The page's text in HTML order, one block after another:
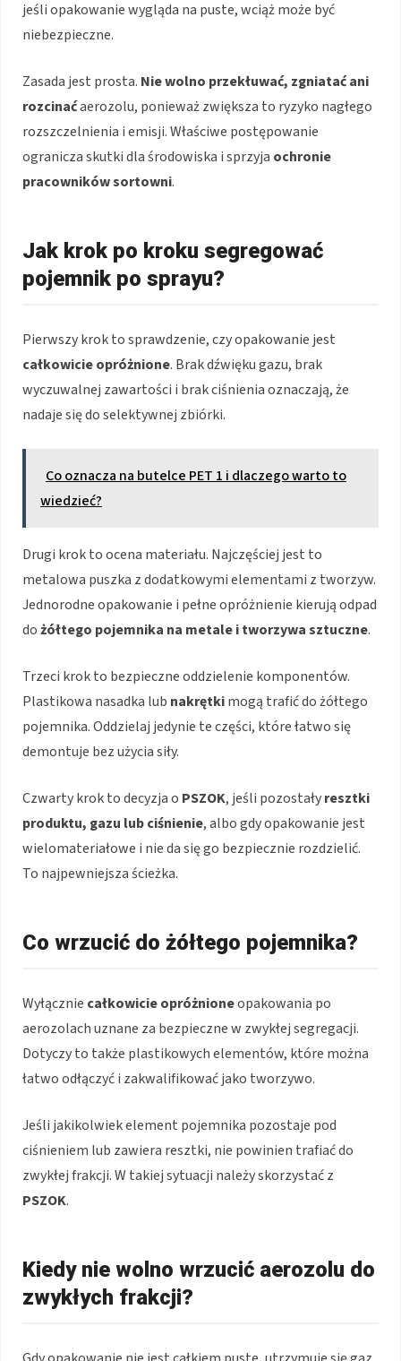
jeśli opakowanie wygląda na puste, wciąż może być
niebezpieczne.
Zasada jest prosta. Nie wolno przekłuwać, zgniatać ani
rozcinaćaerozolu, ponieważ zwiększa to ryzyko nagłego
rozszczelnienia i emisji. Właściwe postępowanie
ogranicza skutki dla środowiska i sprzyja ochronie
pracowników sortowni.
Jak krok po kroku segregować
pojemnik po sprayu?
Pierwszy krok to sprawdzenie, czy opakowanie jest
całkowicie opróżnione. Brak dźwięku gazu, brak
wyczuwalnej zawartości i brak ciśnienia oznaczają, że
nadaje się do selektywnej zbiórki.
Co oznacza na butelce PET 1 i dlaczego warto to
wiedzieć?
Drugi krok to ocena materiału. Najczęściej jest to
metalowa puszka z dodatkowymi elementami z tworzyw.
Jednorodne opakowanie i pełne opróżnienie kierują odpad
dożółtego pojemnika na metale i tworzywa sztuczne.
Trzeci krok to bezpieczne oddzielenie komponentów.
Plastikowa nasadka lub nakrętkimogą trafić do żółtego
pojemnika. Oddzielaj jedynie te części, które łatwo się
demontuje bez użycia siły.
Czwarty krok to decyzja o PSZOK, jeśli pozostałyresztki
produktu, gazu lub ciśnienie, albo gdy opakowanie jest
wielomateriałowe i nie da się go bezpiecznie rozdzielić.
To najpewniejsza ścieżka.
Co wrzucić do żółtego pojemnika?
Wyłącznie całkowicie opróżnioneopakowania po
aerozolach uznane za bezpieczne w zwykłej segregacji.
Dotyczy to także plastikowych elementów, które można
łatwo odłączyć i zakwalifikować jako tworzywo.
Jeśli jakikolwiek element pojemnika pozostaje pod
ciśnieniem lub zawiera resztki, nie powinien trafiać do
zwykłej frakcji. W takiej sytuacji należy skorzystać z
PSZOK.
Kiedy nie wolno wrzucić aerozolu do
zwykłych frakcji?